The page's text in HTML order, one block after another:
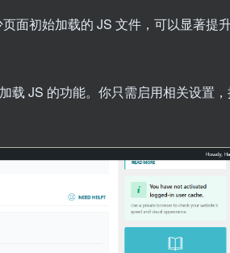
面初始加载的 JS 文件，可以显著提
载 JS 的功能。你只需启用相关设置